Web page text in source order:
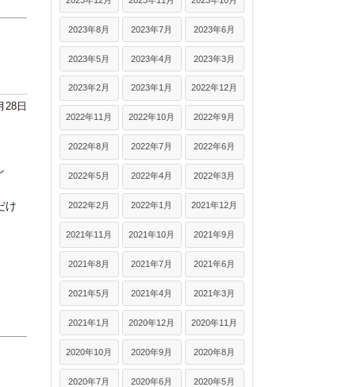
28日
け
2023年8月 2023年7月 2023年6月
2023年5月 2023年4月 2023年3月
2023年2月 2023年1月 2022年12月
2022年11月 2022年10月 2022年9月
2022年8月 2022年7月 2022年6月
2022年5月 2022年4月 2022年3月
2022年2月 2022年1月 2021年12月
2021年11月 2021年10月 2021年9月
2021年8月 2021年7月 2021年6月
2021年5月 2021年4月 2021年3月
2021年1月 2020年12月 2020年11月
2020年10月 2020年9月 2020年8月
2020年7月 2020年6月 2020年5月